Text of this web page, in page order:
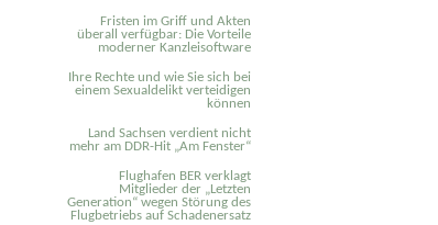
Fristen im Griff und Akten
überall verfügbar: Die Vorteile
moderner Kanzleisoftware
Ihre Rechte und wie Sie sich bei
einem Sexual­delikt verteidigen
können
Land Sachsen verdient nicht
mehr am DDR-Hit „Am Fenster“
Flughafen BER verklagt
Mitglieder der „Letzten
Generation“ wegen Störung des
Flugbetriebs auf Schadenersatz